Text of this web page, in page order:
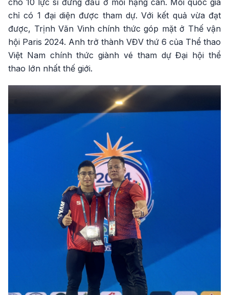
cho 10 lực sĩ đứng đầu ở mỗi hạng cân. Mỗi quốc gia
chỉ có 1 đại diện được tham dự. Với kết quả vừa đạt
được, Trịnh Văn Vinh chính thức góp mặt ở Thế vận
hội Paris 2024. Anh trở thành VĐV thứ 6 của Thể thao
Việt Nam chính thức giành vé tham dự Đại hội thể
thao lớn nhất thế giới.